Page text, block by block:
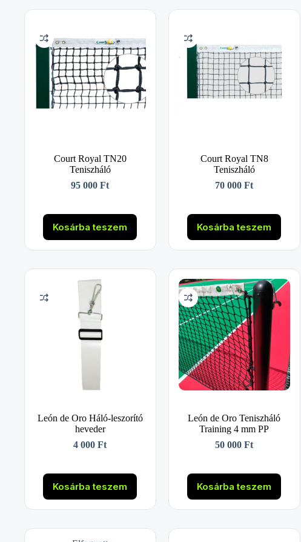
Court Royal TN20
Teniszháló
95 000Ft
Kosárba teszem
Court Royal TN8
Teniszháló
70 000Ft
Kosárba teszem
León de Oro Háló-leszorító
heveder
4 000Ft
Kosárba teszem
León de Oro Teniszháló
Training 4 mm PP
50 000Ft
Kosárba teszem